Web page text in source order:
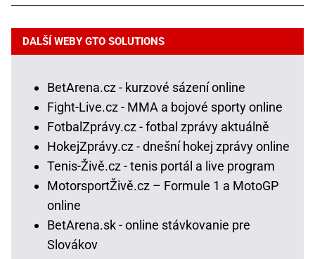
DALŠÍ WEBY GTO SOLUTIONS
BetArena.cz - kurzové sázení online
Fight-Live.cz - MMA a bojové sporty online
FotbalZprávy.cz - fotbal zprávy aktuálně
HokejZprávy.cz - dnešní hokej zprávy online
Tenis-Živě.cz - tenis portál a live program
MotorsportŽivě.cz – Formule 1 a MotoGP
online
BetArena.sk - online stávkovanie pre
Slovákov